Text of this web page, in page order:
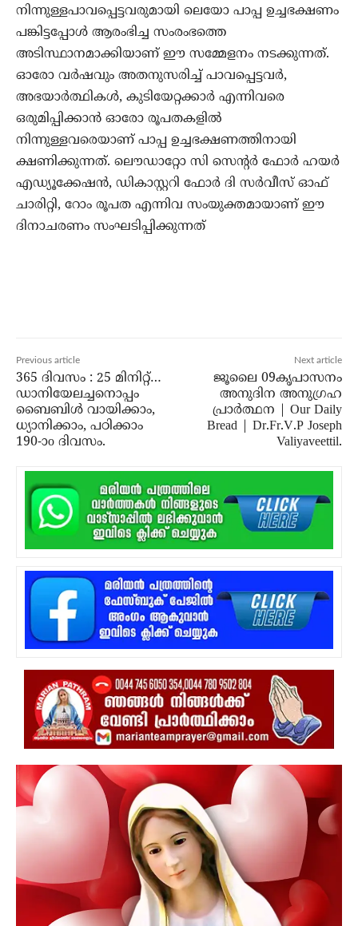
നിന്നുള്ളപാവപ്പെട്ടവരുമായി ലെയോ പാപ്പ ഉച്ചഭക്ഷണം
പങ്കിട്ടപ്പോള്‍ ആരംഭിച്ച സംരംഭത്തെ
അടിസ്ഥാനമാക്കിയാണ് ഈ സമ്മേളനം നടക്കുന്നത്.
ഓരോ വര്‍ഷവും അതനുസരിച്ച് പാവപ്പെട്ടവര്‍,
അഭയാര്‍ത്ഥികള്‍, കുടിയേറ്റക്കാര്‍ എന്നിവരെ
ഒരുമിപ്പിക്കാന്‍ ഓരോ രൂപതകളില്‍
നിന്നുള്ളവരെയാണ് പാപ്പ ഉച്ചഭക്ഷണത്തിനായി
ക്ഷണിക്കുന്നത്. ലൌഡാറ്റോ സി സെന്റര്‍ ഫോര്‍ ഹയര്‍
എഡ്യൂക്കേഷന്‍, ഡികാസ്റ്ററി ഫോര്‍ ദി സര്‍വീസ് ഓഫ്
ചാരിറ്റി, റോം രൂപത എന്നിവ സംയുക്തമായാണ് ഈ
ദിനാചരണം സംഘടിപ്പിക്കുന്നത്
Previous article
365 ദിവസം : 25 മിനിറ്റ്…
ഡാനിയേലച്ചനൊപ്പം
ബൈബിൾ വായിക്കാം,
ധ്യാനിക്കാം, പഠിക്കാം
190-ാo ദിവസം.
Next article
ജൂലൈ 09കൃപാസനം
അനുദിന അനുഗ്രഹ
പ്രാർത്ഥന | Our Daily
Bread | Dr.Fr.V.P Joseph
Valiyaveettil.